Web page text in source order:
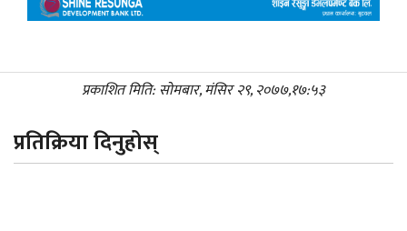
प्रकाशित मिति: सोमबार, मंसिर २९, २०७७,१७:५३
प्रतिक्रिया दिनुहोस्